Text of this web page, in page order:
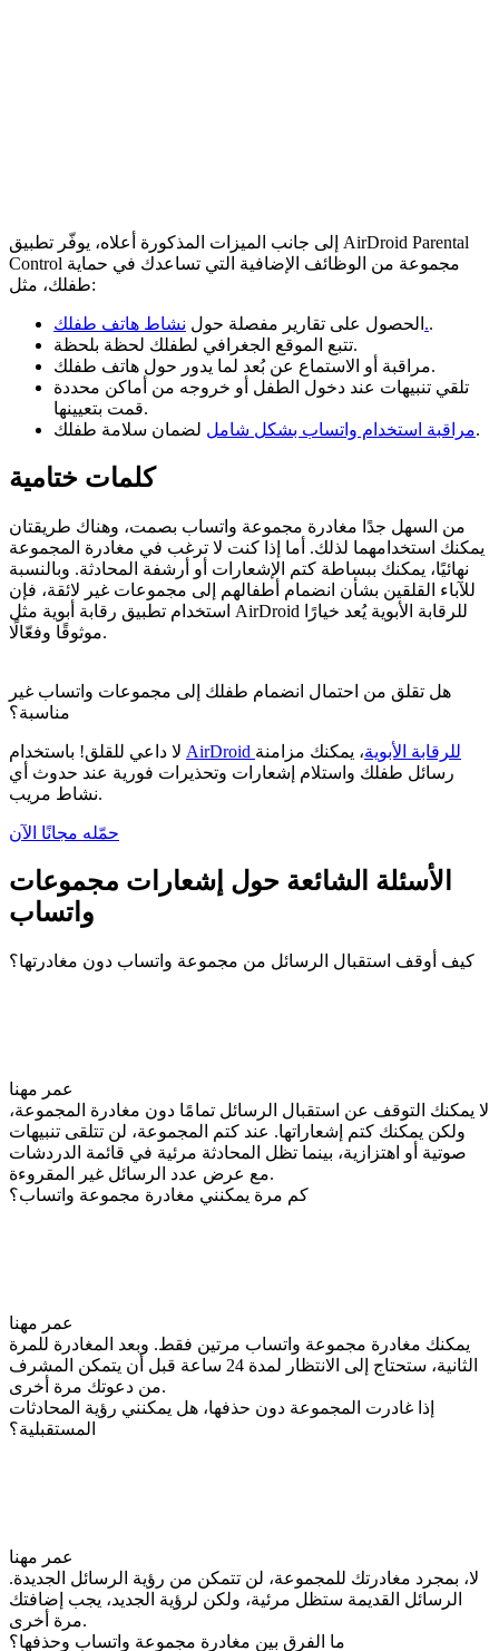
إلى جانب الميزات المذكورة أعلاه، يوفّر تطبيق AirDroid Parental
Control مجموعة من الوظائف الإضافية التي تساعدك في حماية
طفلك، مثل:
الحصول على تقارير مفصلة حول نشاط هاتف طفلك..
تتبع الموقع الجغرافي لطفلك لحظة بلحظة.
مراقبة أو الاستماع عن بُعد لما يدور حول هاتف طفلك.
تلقي تنبيهات عند دخول الطفل أو خروجه من أماكن محددة
قمت بتعيينها.
مراقبة استخدام واتساب بشكل شامللضمان سلامة طفلك.
كلمات ختامية
من السهل جدًا مغادرة مجموعة واتساب بصمت، وهناك طريقتان
يمكنك استخدامهما لذلك. أما إذا كنت لا ترغب في مغادرة المجموعة
نهائيًا، يمكنك ببساطة كتم الإشعارات أو أرشفة المحادثة. وبالنسبة
للآباء القلقين بشأن انضمام أطفالهم إلى مجموعات غير لائقة، فإن
استخدام تطبيق رقابة أبوية مثل AirDroid للرقابة الأبوية يُعد خيارًا
موثوقًا وفعّالًا.
هل تقلق من احتمال انضمام طفلك إلى مجموعات واتساب غير
مناسبة؟
AirDroid للرقابة الأبوية، يمكنك مزامنة
رسائل طفلك واستلام إشعارات وتحذيرات فورية عند حدوث أي
نشاط مريب.
حمّله مجانًا الآن
الأسئلة الشائعة حول إشعارات مجموعات
واتساب
كيف أوقف استقبال الرسائل من مجموعة واتساب دون مغادرتها؟
عمر مهنا
لا يمكنك التوقف عن استقبال الرسائل تمامًا دون مغادرة المجموعة،
ولكن يمكنك كتم إشعاراتها. عند كتم المجموعة، لن تتلقى تنبيهات
صوتية أو اهتزازية، بينما تظل المحادثة مرئية في قائمة الدردشات
مع عرض عدد الرسائل غير المقروءة.
كم مرة يمكنني مغادرة مجموعة واتساب؟
عمر مهنا
يمكنك مغادرة مجموعة واتساب مرتين فقط. وبعد المغادرة للمرة
الثانية، ستحتاج إلى الانتظار لمدة 24 ساعة قبل أن يتمكن المشرف
من دعوتك مرة أخرى.
إذا غادرت المجموعة دون حذفها، هل يمكنني رؤية المحادثات
المستقبلية؟
عمر مهنا
لا، بمجرد مغادرتك للمجموعة، لن تتمكن من رؤية الرسائل الجديدة.
الرسائل القديمة ستظل مرئية، ولكن لرؤية الجديد، يجب إضافتك
مرة أخرى.
ما الفرق بين مغادرة مجموعة واتساب وحذفها؟